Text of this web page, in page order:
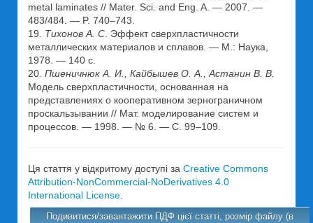
metal laminates // Mater. Sci. and Eng. A. — 2007. —
483/484. — P. 740–743.
19. Тихонов А. С . Эффект сверхпластичности
металлических материалов и сплавов. — М.: Наука,
1978. — 140 с.
20. Пшеничнюк А. И., Кайбышев О. А., Астанин В. В.
Модель сверхпластичности, основанная на
представлениях о кооперативном зернограничном
проскальзывании // Мат. моделирование систем и
процессов. — 1998. — № 6. — С. 99–109.
Ця стаття у відкритому доступі за Creative Commons
Attribution-NonCommercial-NoDerivatives 4.0
International License
Подивитися/завантажити ПДФ цієї статті, розмір файлу (в